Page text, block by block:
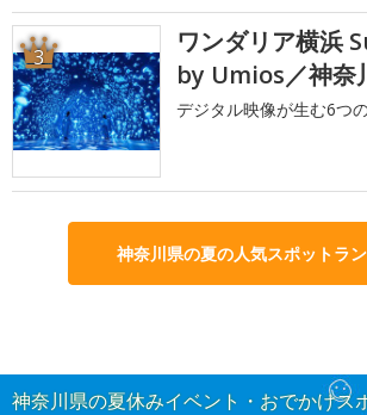
3
ワンダリア横浜
by Umios／神奈
デジタル映像が生む6つ
神奈川県の夏の人気スポットラ
神奈川県の夏休みイベント・おでかけス